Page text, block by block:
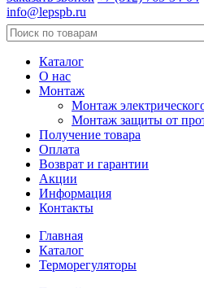
info@lepspb.ru
Каталог
О нас
Монтаж
Монтаж
Монтаж защиты от
Получение товара
Оплата
Возврат и гарантии
Акции
Информация
Контакты
Главная
Каталог
Терморегуляторы